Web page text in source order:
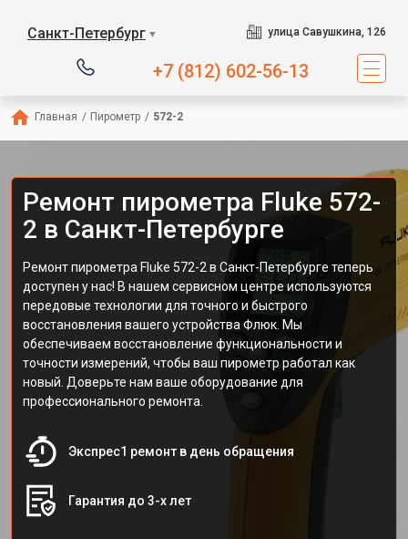
Санкт-Петербург ▼ улица Савушкина, 126
+7 (812) 602-56-13
Главная / Пирометр / 572-2
Ремонт пирометра Fluke 572-
2 в Санкт-Петербурге
Ремонт пирометра Fluke 572-2 в Санкт-Петербурге теперь
доступен у нас! В нашем сервисном центре используются
передовые технологии для точного и быстрого
восстановления вашего устройства Флюк. Мы
обеспечиваем восстановление функциональности и
точности измерений, чтобы ваш пирометр работал как
новый. Доверьте нам ваше оборудование для
профессионального ремонта.
Экспрес1 ремонт в день обращения
Гарантия до 3-х лет